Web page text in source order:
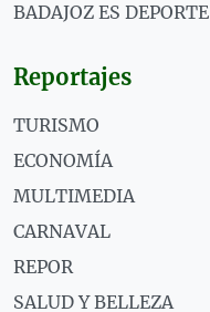
BADAJOZ ES DEPORTE
Reportajes
TURISMO
ECONOMÍA
MULTIMEDIA
CARNAVAL
REPOR
SALUD Y BELLEZA